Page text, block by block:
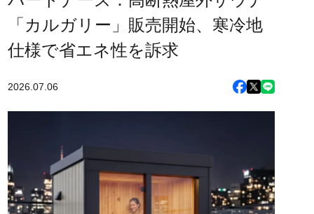
「カルガリー」販売開始、寒冷地
仕様で省エネ性を訴求
2026.07.06